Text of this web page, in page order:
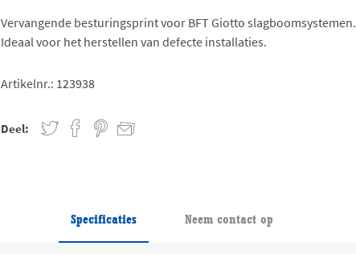
Vervangende besturingsprint voor BFT Giotto slagboomsystemen.
Ideaal voor het herstellen van defecte installaties.
Artikelnr.: 123938
Deel:
Specificaties Neem contact op